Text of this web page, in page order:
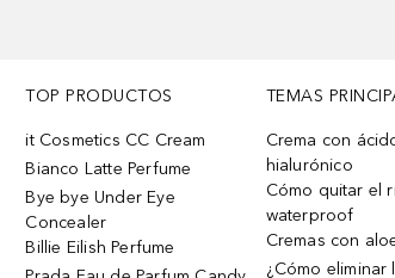
TOP PRODUCTOS
it Cosmetics CC Cream
Bianco Latte Perfume
Bye bye Under Eye
Concealer
Billie Eilish Perfume
TEMAS
Crema con
hialurónico
Cómo quitar el
waterproof
Cremas con
¿Cómo eliminar